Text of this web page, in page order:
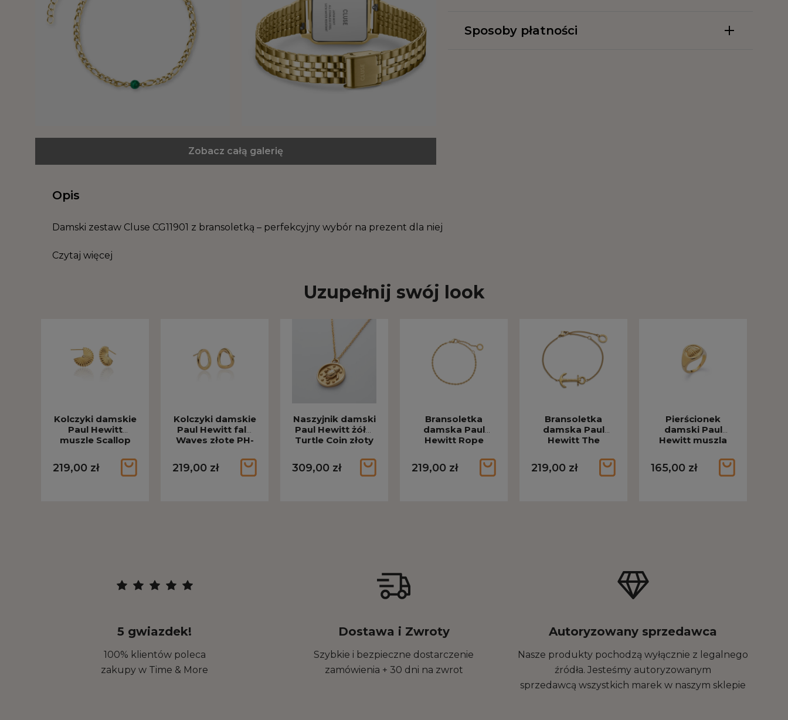
Zobacz całą galerię
Sposoby płatności
Opis
Damski zestaw Cluse CG11901 z bransoletką – perfekcyjny wybór na prezent dla niej
Czytaj więcej
Uzupełnij swój look
Kolczyki damskie
Paul Hewitt
muszle Scallop
219,00 zł
Kolczyki damskie
Paul Hewitt fale
Waves złote PH-
219,00 zł
Naszyjnik damski
Paul Hewitt żółw
Turtle Coin złoty
309,00 zł
Bransoletka
damska Paul
Hewitt Rope
złota PH-JE-0453
219,00 zł
Bransoletka
damska Paul
Hewitt The
JE-0082
219,00 zł
Pierścionek
damski Paul
Hewitt muszla
165,00 zł
5 gwiazdek!
100% klientów poleca
zakupy w Time & More
Dostawa i Zwroty
Szybkie i bezpieczne dostarczenie
zamówienia + 30 dni na zwrot
Autoryzowany sprzedawca
Nasze produkty pochodzą wyłącznie z legalnego
źródła. Jesteśmy autoryzowanym
sprzedawcą wszystkich marek w naszym sklepie